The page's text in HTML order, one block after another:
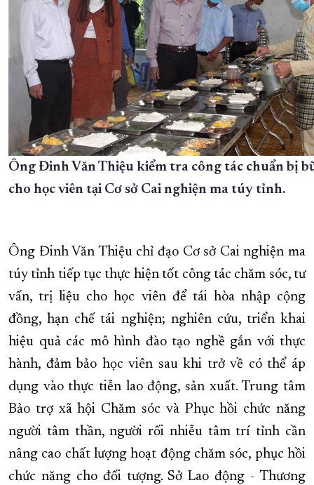
Ông Đinh Văn Thiệu kiểm tra công tác chuẩn bị
cho học viên tại Cơ sở Cai nghiện ma túy tỉnh.
Ông Đinh Văn Thiệu chỉ đạo Cơ sở Cai nghiện ma
túy tỉnh tiếp tục thực hiện tốt công tác chăm sóc, tư
vấn, trị liệu cho học viên để tái hòa nhập cộng
đồng, hạn chế tái nghiện; nghiên cứu, triển khai
hiệu quả các mô hình đào tạo nghề gắn với thực
hành, đảm bảo học viên sau khi trở về có thể áp
dụng vào thực tiễn lao động, sản xuất. Trung tâm
Bảo trợ xã hội Chăm sóc và Phục hồi chức năng
người tâm thần, người rối nhiễu tâm trí tỉnh cần
nâng cao chất lượng hoạt động chăm sóc, phục hồi
chức năng cho đối tượng. Sở Lao động - Thương